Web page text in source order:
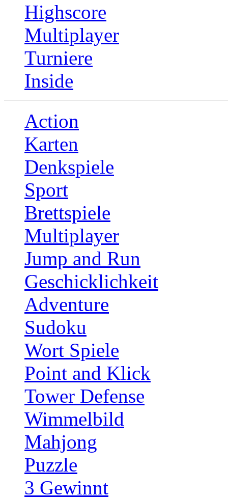
Highscore
Multiplayer
Turniere
Inside
Action
Karten
Denkspiele
Sport
Brettspiele
Multiplayer
Jump and Run
Geschicklichkeit
Adventure
Sudoku
Wort Spiele
Point and Klick
Tower Defense
Wimmelbild
Mahjong
Puzzle
3 Gewinnt